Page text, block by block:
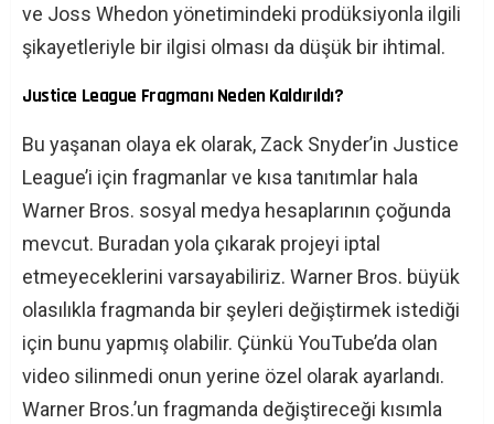
ve Joss Whedon yönetimindeki prodüksiyonla ilgili
şikayetleriyle bir ilgisi olması da düşük bir ihtimal.
Justice League Fragmanı Neden Kaldırıldı?
Bu yaşanan olaya ek olarak, Zack Snyder’in Justice
League’i için fragmanlar ve kısa tanıtımlar hala
Warner Bros. sosyal medya hesaplarının çoğunda
mevcut. Buradan yola çıkarak projeyi iptal
etmeyeceklerini varsayabiliriz. Warner Bros. büyük
olasılıkla fragmanda bir şeyleri değiştirmek istediği
için bunu yapmış olabilir. Çünkü YouTube’da olan
video silinmedi onun yerine özel olarak ayarlandı.
Warner Bros.’un fragmanda değiştireceği kısımla